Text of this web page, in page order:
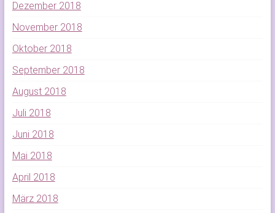
Dezember 2018
November 2018
Oktober 2018
September 2018
August 2018
Juli 2018
Juni 2018
Mai 2018
April 2018
März 2018